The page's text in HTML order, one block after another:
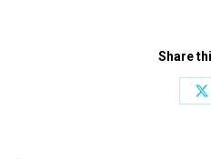
Share